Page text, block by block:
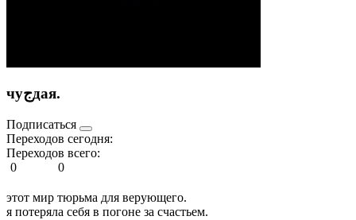
чуجдая.
Подписаться
Переходов сегодня:
Переходов всего:
0
0
этот мир тюрьма для верующего.
я потеряла себя в погоне за счастьем.